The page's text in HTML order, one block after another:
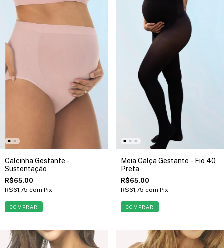
Calcinha Gestante -
Sustentação
R$65,00
R$61,75 com Pix
COMPRAR
Meia Calça Gestante - Fio 40
Preta
R$65,00
R$61,75 com Pix
COMPRAR